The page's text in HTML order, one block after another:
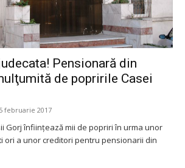
Pensionară din
de popririle Casei
februarie 2017
Gorj înfiinţează mii de popriri în urma unor
ori a unor creditori pentru pensionarii din